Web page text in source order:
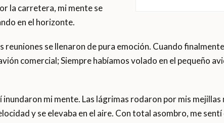
la carretera, mi mente se
en el horizonte.
se llenaron de pura emoción. Cuando
comercial; Siempre habíamos volado en el pequeño
mi mente. Las lágrimas rodaron por mis
y se elevaba en el aire. Con total asombro, me sentí